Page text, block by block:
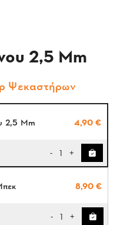
2,5 Mm
Ψεκαστήρων
2,5 Mm 4,90 €
- 1 +
8,90 €
- 1 +